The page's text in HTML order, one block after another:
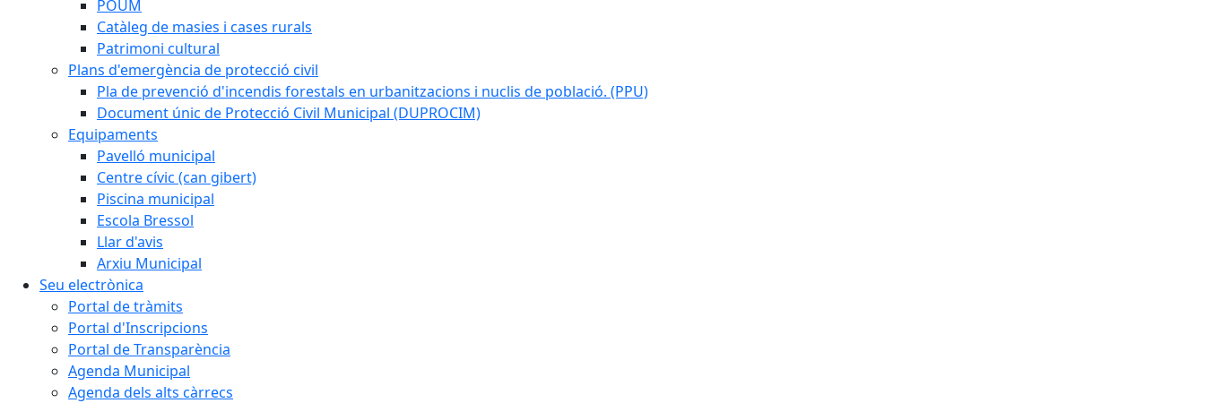
POUM
Catàleg de masies i cases rurals
Patrimoni cultural
Plans d'emergència de protecció civil
Pla de prevenció d'incendis forestals en urbanitzacions i nuclis de població. (PPU)
Document únic de Protecció Civil Municipal (DUPROCIM)
Equipaments
Pavelló municipal
Centre cívic (can gibert)
Piscina municipal
Escola Bressol
Llar d'avis
Arxiu Municipal
Seu electrònica
Portal de tràmits
Portal d'Inscripcions
Portal de Transparència
Agenda Municipal
Agenda dels alts càrrecs